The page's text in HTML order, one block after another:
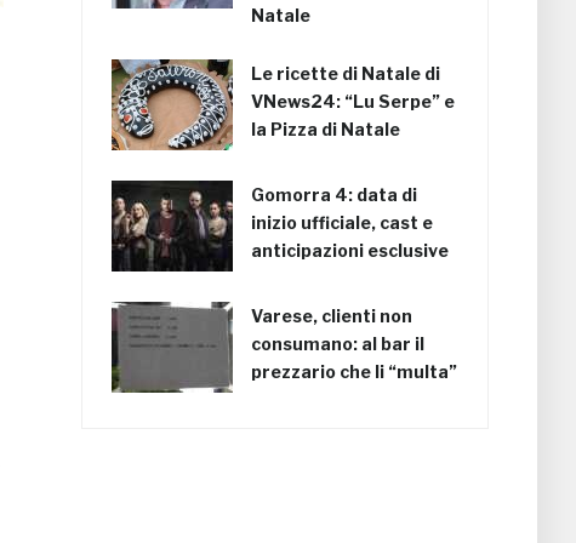
Natale
Le ricette di Natale di
VNews24: “Lu Serpe” e
la Pizza di Natale
Gomorra 4: data di
inizio ufficiale, cast e
anticipazioni esclusive
Varese, clienti non
consumano: al bar il
prezzario che li “multa”